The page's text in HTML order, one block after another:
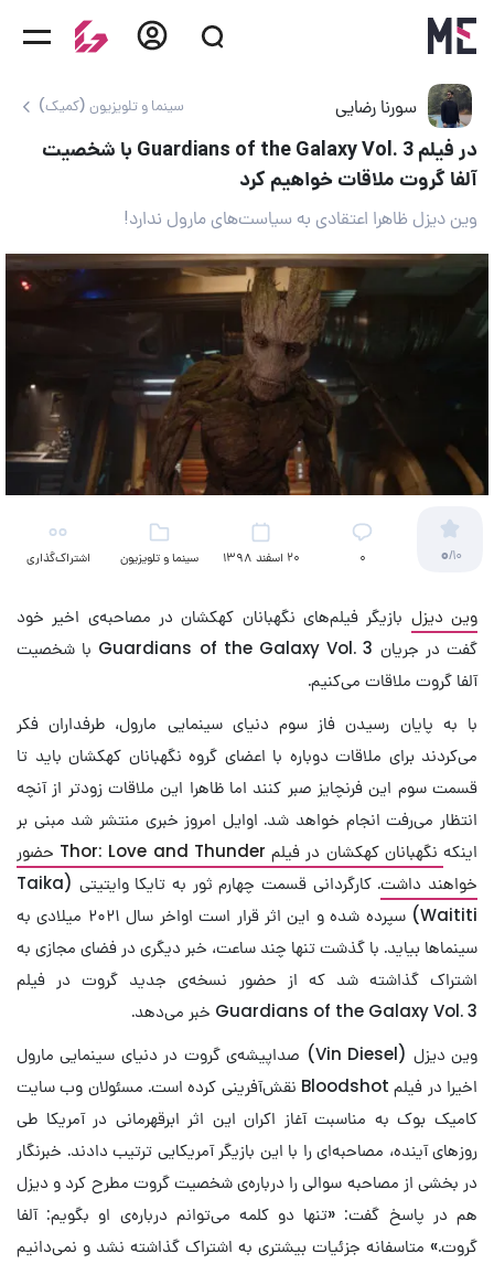
سورنا رضایی سینما و تلویزیون (کمیک)
در فیلم Guardians of the Galaxy Vol. 3 با شخصیت
آلفا گروت ملاقات خواهیم کرد
وین دیزل ظاهرا اعتقادی به سیاست‌های مارول ندارد!
0/10 ۰ 20 اسفند 1398
سینما و تلویزیون
اشتراک‌گذاری
وین دیزل بازیگر فیلم‌های نگهبانان کهکشان در مصاحبه‌ی اخیر خود
گفت در جریان Guardians of the Galaxy Vol. 3 با شخصیت
آلفا گروت ملاقات می‌کنیم.
با به پایان رسیدن فاز سوم دنیای سینمایی مارول، طرفداران فکر
می‌کردند برای ملاقات دوباره با اعضای گروه نگهبانان کهکشان باید تا
قسمت سوم این فرنچایز صبر کنند اما ظاهرا این ملاقات زودتر از آنچه
انتظار می‌رفت انجام خواهد شد. اوایل امروز خبری منتشر شد مبنی بر
اینکه
نگهبانان کهکشان در فیلم Thor: Love and Thunder حضور
خواهند داشت
. کارگردانی قسمت چهارم ثور به تایکا وایتیتی (Taika
Waititi) سپرده شده و این اثر قرار است اواخر سال ۲۰۲۱ میلادی به
سینماها بیاید. با گذشت تنها چند ساعت، خبر دیگری در فضای مجازی به
اشتراک گذاشته شد که از حضور نسخه‌ی جدید گروت در فیلم
Guardians of the Galaxy Vol. 3 خبر می‌دهد.
وین دیزل (Vin Diesel) صداپیشه‌ی گروت در دنیای سینمایی مارول
اخیرا در فیلم Bloodshot نقش‌آفرینی کرده است. مسئولان وب سایت
کامیک بوک به مناسبت آغاز اکران این اثر ابرقهرمانی در آمریکا طی
روز‌های آینده، مصاحبه‌ای را با این بازیگر آمریکایی ترتیب دادند. خبرنگار
در بخشی از مصاحبه سوالی را درباره‌ی شخصیت گروت مطرح کرد و دیزل
هم در پاسخ گفت: «تنها دو کلمه می‌توانم درباره‌ی او بگویم: آلفا
گروت.» متاسفانه جزئیات بیشتری به اشتراک گذاشته نشد و نمی‌دانیم